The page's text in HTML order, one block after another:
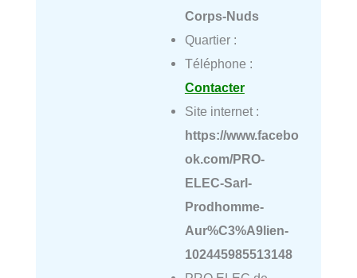
Corps-Nuds
Quartier :
Téléphone :
Contacter
Site internet :
https://www.facebo
ok.com/PRO-
ELEC-Sarl-
Prodhomme-
Aur%C3%A9lien-
102445985513148